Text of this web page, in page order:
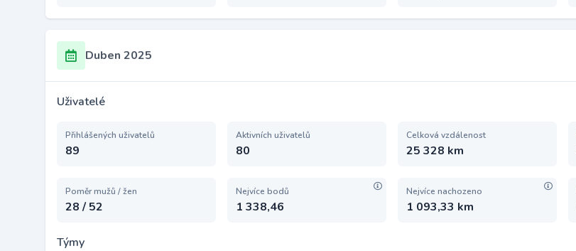
Duben 2025
Uživatelé
Přihlášených uživatelů
89
Aktivních uživatelů
80
Celková vzdálenost
25 328 km
Poměr mužů / žen
28 / 52
Nejvíce bodů
1 338,46
Nejvíce nachozeno
1 093,33 km
Týmy